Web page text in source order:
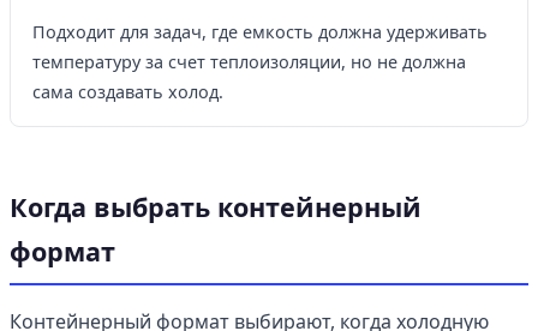
Подходит для задач, где емкость должна удерживать
температуру за счет теплоизоляции, но не должна
сама создавать холод.
Когда выбрать контейнерный
формат
Контейнерный формат выбирают, когда холодную